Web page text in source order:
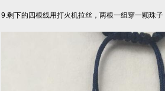
9.剩下的四根线用打火机拉丝，两根一组穿一颗珠子